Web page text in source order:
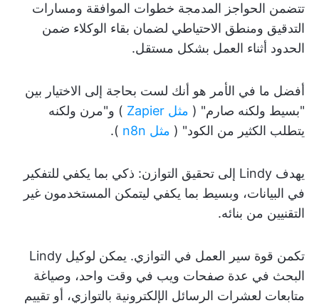
تتضمن الحواجز المدمجة خطوات الموافقة ومسارات
التدقيق ومنطق الاحتياطي لضمان بقاء الوكلاء ضمن
الحدود أثناء العمل بشكل مستقل.
أفضل ما في الأمر هو أنك لست بحاجة إلى الاختيار بين
"بسيط ولكنه صارم" ( مثل Zapier
) و"مرن ولكنه
يتطلب الكثير من الكود" ( مثل n8n ).
يهدف Lindy إلى تحقيق التوازن: ذكي بما يكفي للتفكير
في البيانات، وبسيط بما يكفي ليتمكن المستخدمون غير
التقنيين من بنائه.
تكمن قوة سير العمل في التوازي. يمكن لوكيل Lindy
البحث في عدة صفحات ويب في وقت واحد، وصياغة
متابعات لعشرات الرسائل الإلكترونية بالتوازي، أو تقييم